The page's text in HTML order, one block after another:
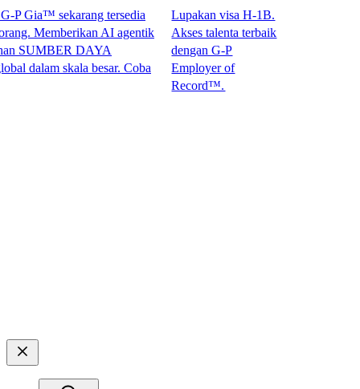
sekarang tersedia
Memberikan AI agentik
DAYA
skala besar. Coba
Lupakan visa H-1B.
Akses talenta terbaik
dengan G-P
Employer of
Record™.​​